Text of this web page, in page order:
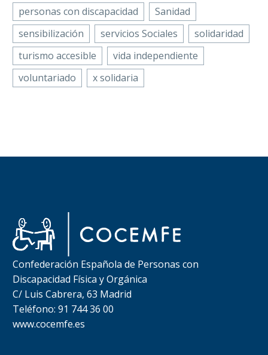
personas con discapacidad
Sanidad
sensibilización
servicios Sociales
solidaridad
turismo accesible
vida independiente
voluntariado
x solidaria
Confederación Española de Personas con
Discapacidad Física y Orgánica
C/ Luis Cabrera, 63 Madrid
Teléfono: 91 744 36 00
www.cocemfe.es